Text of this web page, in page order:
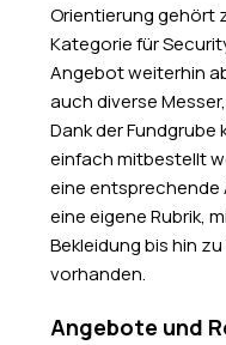
Orientierung gehört
Kategorie für
Angebot weiterhin
auch diverse
Dank der
einfach mitbestellt
eine entsprechende
eine eigene Rubrik,
Bekleidung bis hin
vorhanden.
Angebote und